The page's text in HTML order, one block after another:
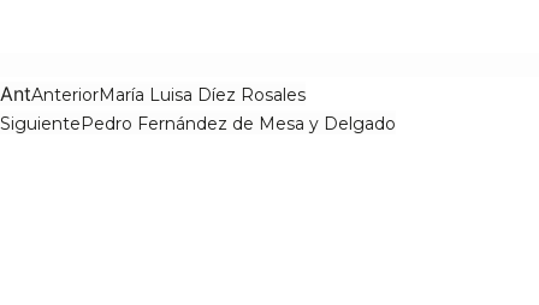
AntAnteriorMaría Luisa Díez Rosales
SiguientePedro Fernández de Mesa y Delgado